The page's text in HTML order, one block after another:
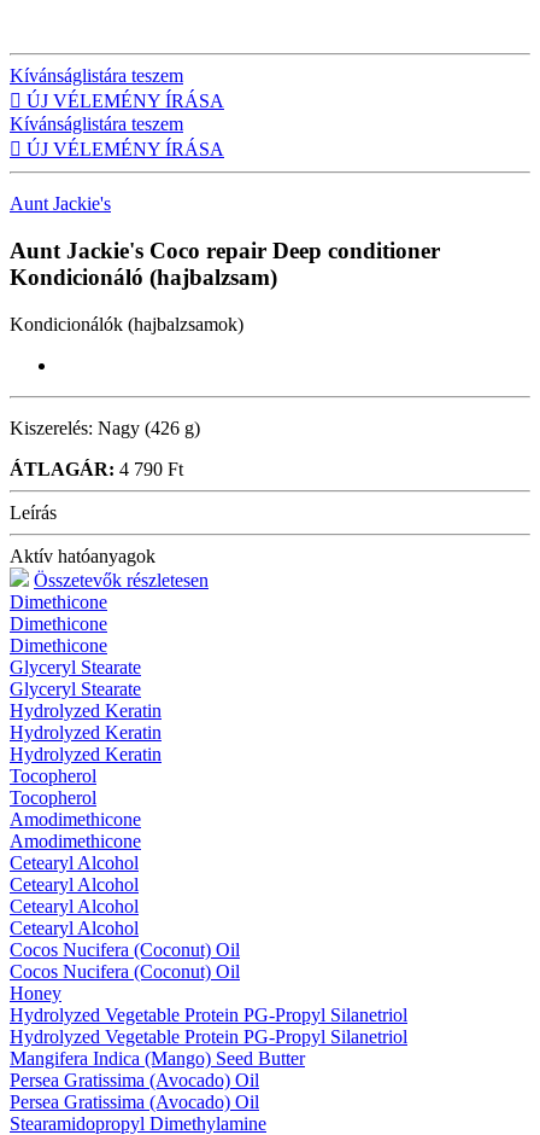
Kívánságlistára teszem
 ÚJ VÉLEMÉNY ÍRÁSA
Kívánságlistára teszem
 ÚJ VÉLEMÉNY ÍRÁSA
Aunt Jackie's
Aunt Jackie's Coco repair Deep conditioner
Kondicionáló (hajbalzsam)
Kondicionálók (hajbalzsamok)
Kiszerelés: Nagy (426 g)
ÁTLAGÁR: 4 790 Ft
Leírás
Aktív hatóanyagok
Összetevők részletesen
Dimethicone
Dimethicone
Dimethicone
Glyceryl Stearate
Glyceryl Stearate
Hydrolyzed Keratin
Hydrolyzed Keratin
Hydrolyzed Keratin
Tocopherol
Tocopherol
Amodimethicone
Amodimethicone
Cetearyl Alcohol
Cetearyl Alcohol
Cetearyl Alcohol
Cetearyl Alcohol
Cocos Nucifera (Coconut) Oil
Cocos Nucifera (Coconut) Oil
Honey
Hydrolyzed Vegetable Protein PG-Propyl Silanetriol
Hydrolyzed Vegetable Protein PG-Propyl Silanetriol
Mangifera Indica (Mango) Seed Butter
Persea Gratissima (Avocado) Oil
Persea Gratissima (Avocado) Oil
Stearamidopropyl Dimethylamine